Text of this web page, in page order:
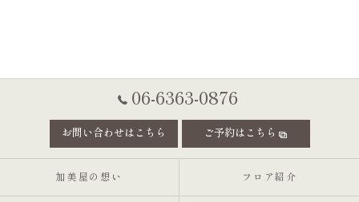
06-6363-0876
お問い合わせはこちら ご予約はこちら
加美屋の想い フロア紹介